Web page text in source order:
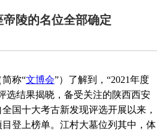
陵的名位全部确定
称“文博会”）了解到，“2021年度
选结果揭晓，备受关注的陕西西安
国十大考古新发现评选开展以来，
登上榜单。江村大墓位列其中，体